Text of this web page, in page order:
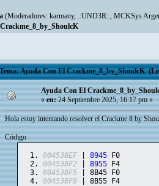
(Moderadores: karmany, .:UND3R:., MCKSys
Tema: Ayuda Con El Crackme_8_by_ShoulcK
Ayuda Con El
«en:24 Septiembre 2025, 16:17 pm »
Hola estoy intentando resolver el Crackme 8 by
Código
004538EF | 8945 F0
004538F2 | 8955 F4
004538F5 | 8B45 F0
004538F8 | 8B55 F4